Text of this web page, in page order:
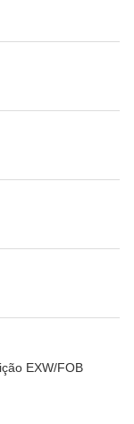
EXW/FOB